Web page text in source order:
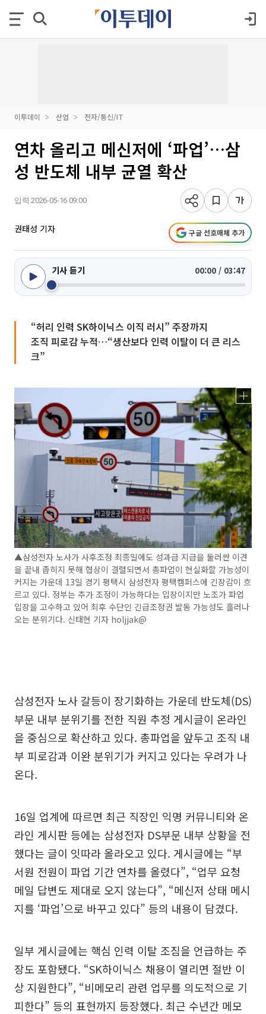
이투데이 산업 전자/통신/IT
연차 올리고 메신저에 ‘파업’…삼
성 반도체 내부 균열 확산
입력 2026-05-16 09:00
권태성 기자 구글 선호매체 추가
기사 듣기 00:00 / 03:47
“허리 인력 SK하이닉스 이직 러시” 주장까지
조직 피로감 누적…“생산보다 인력 이탈이 더 큰 리스
크”
▲삼성전자 노사가 사후조정 최종일에도 성과급 지급을 둘러싼 이견
을 끝내 좁히지 못해 협상이 결렬되면서 총파업이 현실화할 가능성이
커지는 가운데 13일 경기 평택시 삼성전자 평택캠퍼스에 긴장감이 흐
르고 있다. 정부는 추가 조정이 가능하다는 입장이지만 노조가 파업
입장을 고수하고 있어 최후 수단인 긴급조정권 발동 가능성도 흘러나
오는 분위기다. 신태현 기자 holjjak@
삼성전자 노사 갈등이 장기화하는 가운데 반도체(DS)
부문 내부 분위기를 전한 직원 추정 게시글이 온라인
을 중심으로 확산하고 있다. 총파업을 앞두고 조직 내
부 피로감과 이완 분위기가 커지고 있다는 우려가 나
온다.
16일 업계에 따르면 최근 직장인 익명 커뮤니티와 온
라인 게시판 등에는 삼성전자 DS부문 내부 상황을 전
했다는 글이 잇따라 올라오고 있다. 게시글에는 “부
서원 전원이 파업 기간 연차를 올렸다”, “업무 요청
메일 답변도 제대로 오지 않는다”, “메신저 상태 메시
지를 ‘파업’으로 바꾸고 있다” 등의 내용이 담겼다.
일부 게시글에는 핵심 인력 이탈 조짐을 언급하는 주
장도 포함됐다. “SK하이닉스 채용이 열리면 절반 이
상 지원한다”, “비메모리 관련 업무를 의도적으로 기
피한다” 등의 표현까지 등장했다. 최근 수년간 메모